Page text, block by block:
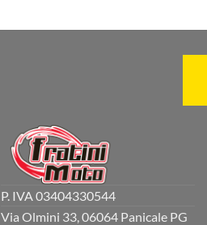
P. IVA 03404330544
Via Olmini 33, 06064 Panicale PG